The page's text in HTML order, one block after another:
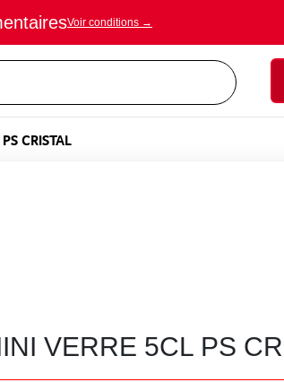
Voir conditions →
CRISTAL
VERRE 5CL PS